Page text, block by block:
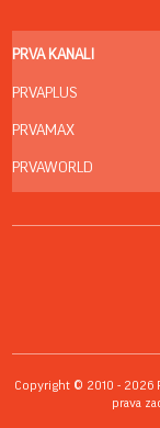
PRVA KANALI
PRVAPLUS
PRVAMAX
PRVAWORLD
Copyright © 2010 - 2026
prava